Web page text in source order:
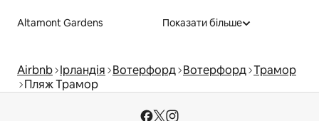
Altamont Gardens Показати більше
Airbnb Ірландія Вотерфорд Вотерфорд Трамор
Пляж Трамор